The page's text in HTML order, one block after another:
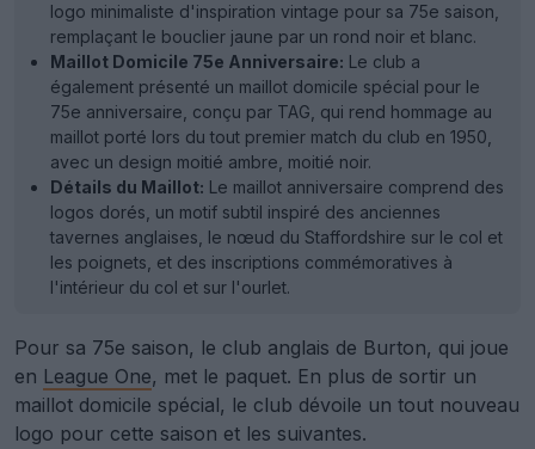
logo minimaliste d'inspiration vintage pour sa 75e saison,
remplaçant le bouclier jaune par un rond noir et blanc.
Maillot Domicile 75e Anniversaire: Le club a
également présenté un maillot domicile spécial pour le
75e anniversaire, conçu par TAG, qui rend hommage au
maillot porté lors du tout premier match du club en 1950,
avec un design moitié ambre, moitié noir.
Détails du Maillot: Le maillot anniversaire comprend des
logos dorés, un motif subtil inspiré des anciennes
tavernes anglaises, le nœud du Staffordshire sur le col et
les poignets, et des inscriptions commémoratives à
l'intérieur du col et sur l'ourlet.
Pour sa 75e saison, le club anglais de Burton, qui joue
en League One, met le paquet. En plus de sortir un
maillot domicile spécial, le club dévoile un tout nouveau
logo pour cette saison et les suivantes.